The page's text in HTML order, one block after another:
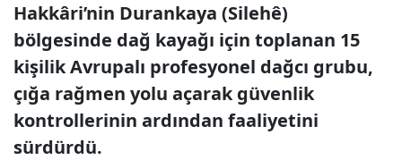
Hakkâri’nin Durankaya (Silehê)
bölgesinde dağ kayağı için toplanan 15
kişilik Avrupalı profesyonel dağcı grubu,
çığa rağmen yolu açarak güvenlik
kontrollerinin ardından faaliyetini
sürdürdü.